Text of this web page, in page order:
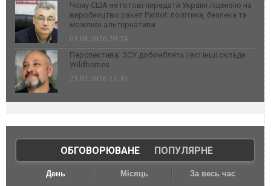
Чому США не готові передати Україні ліцензію на
виробництво ракет Patriot: політика, безпека та
можливі альтернативи
03.08.2026 20:24
Перспектива: ЗСУ добомблять і всі інші склади
Wildberries
23.07.2026 11:31
ОБГОВОРЮВАНЕ| ПОПУЛЯРНЕ
День Місяць За весь час